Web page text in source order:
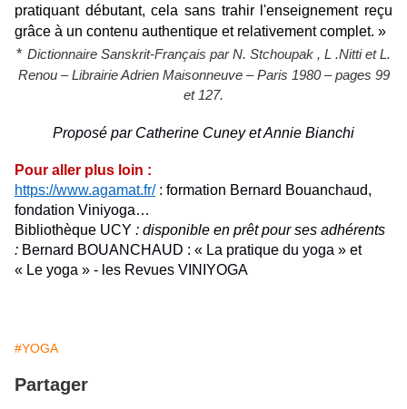
pratiquant débutant, cela sans trahir l'enseignement reçu
grâce à un contenu authentique et relativement complet. »
* Dictionnaire Sanskrit-Français par N. Stchoupak , L .Nitti et L.
Renou – Librairie Adrien Maisonneuve – Paris 1980 – pages 99
et 127.
Proposé par Catherine Cuney et Annie Bianchi
Pour aller plus loin :
https://www.agamat.fr/: formation Bernard Bouanchaud,
fondation Viniyoga…
Bibliothèque UCY : disponible en prêt pour ses adhérents
: Bernard BOUANCHAUD : « La pratique du yoga » et
« Le yoga » - les Revues VINIYOGA
#YOGA
Partager